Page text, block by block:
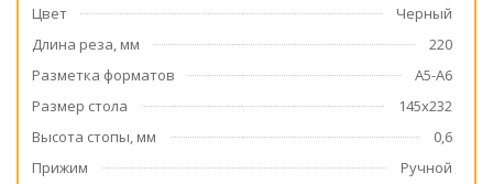
Цвет
Черный
Длина реза, мм
220
Разметка форматов
А5-А6
Размер стола
145х232
Высота стопы, мм
0,6
Прижим
Ручной